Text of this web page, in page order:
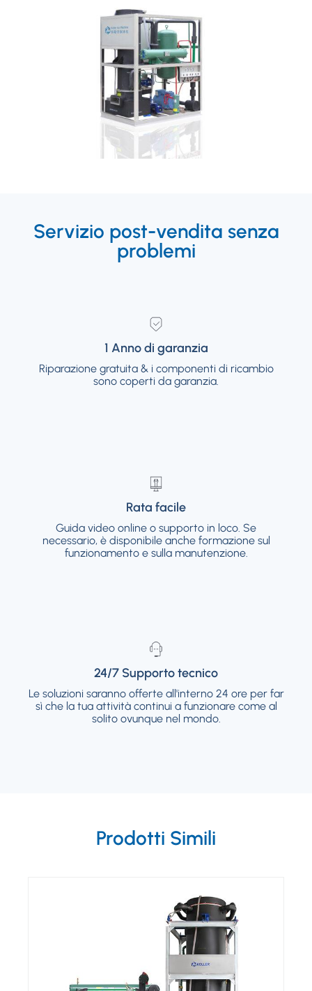
Servizio post-vendita senza
problemi
1 Anno di garanzia
Riparazione gratuita & i componenti di ricambio
sono coperti da garanzia.
1 Anno di garanzia
Riparazione gratuita & i componenti di
ricambio sono coperti da garanzia.
Rata facile
Guida video online o supporto in loco. Se
necessario, è disponibile anche formazione sul
funzionamento e sulla manutenzione.
Rata facile
Guida video online o supporto in loco. Se
necessario, è disponibile anche formazione sul
funzionamento e sulla manutenzione.
24/7 Supporto tecnico
Le soluzioni saranno offerte all'interno 24 ore per far
sì che la tua attività continui a funzionare come al
solito ovunque nel mondo.
24/7 Supporto tecnico
Le soluzioni saranno offerte all'interno 24 ore
per far sì che la tua attività continui a
funzionare come al solito ovunque nel mondo.
Prodotti Simili